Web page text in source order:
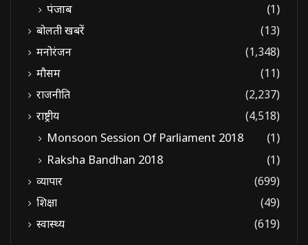
पंजाब
(1)
बोलती खबरें
(13)
मनोरंजन
(1,348)
मौसम
(11)
राजनीति
(2,237)
राष्ट्रीय
(4,518)
Monsoon Session Of Parliament 2018
(1)
Raksha Bandhan 2018
(1)
व्यापार
(699)
शिक्षा
(49)
स्वास्थ्य
(619)